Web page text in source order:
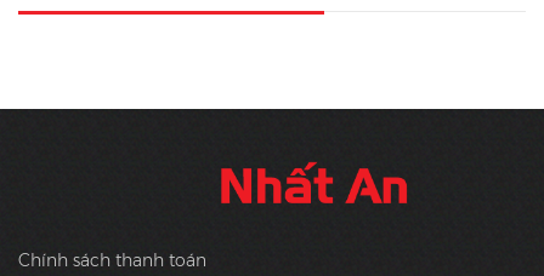
Chính sách thanh toán